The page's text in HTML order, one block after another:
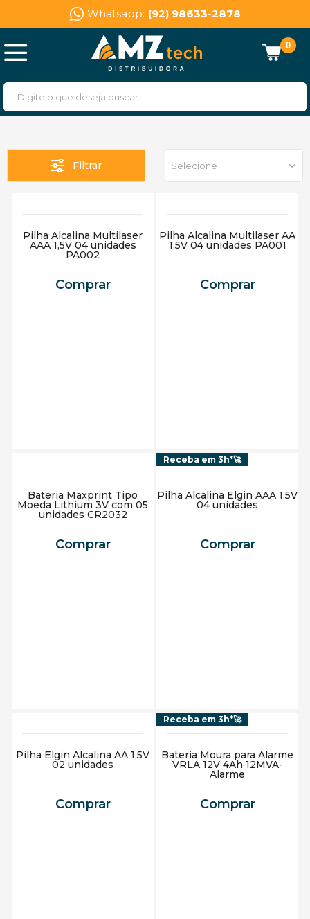
Whatsapp: (92) 98633-2878
0
Filtrar Selecione
Pilha Alcalina Multilaser
AAA 1,5V 04 unidades
PA002
Comprar
Pilha Alcalina Multilaser AA
1,5V 04 unidades PA001
Comprar
Bateria Maxprint Tipo
Moeda Lithium 3V com 05
unidades CR2032
Comprar
Receba em 3h*🚀
Pilha Alcalina Elgin AAA 1,5V
04 unidades
Comprar
Pilha Elgin Alcalina AA 1,5V
02 unidades
Comprar
Receba em 3h*🚀
Bateria Moura para Alarme
VRLA 12V 4Ah 12MVA-
Alarme
Comprar